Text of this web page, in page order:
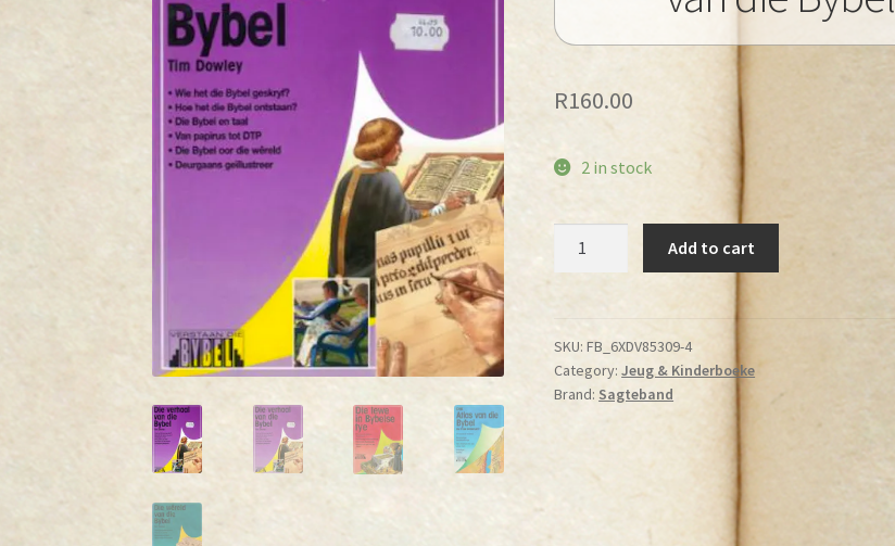
R160.00
2 in stock
Verhaal
van
die
Add to cart
SKU:FB_6XDV85309-4
Category:Jeug & Kinderboeke
Brand: Sagteband